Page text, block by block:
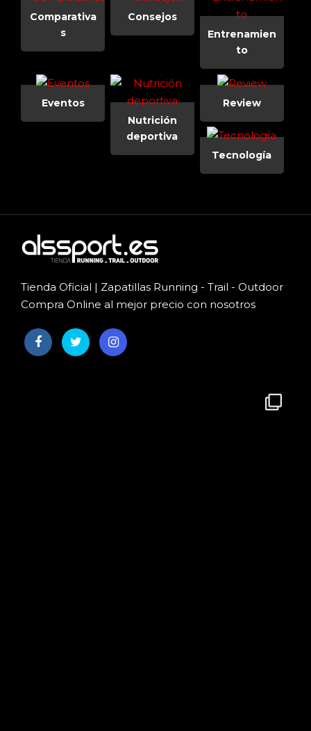
Comparativa
s
Consejos
Entrenamien
to
Eventos
Nutrición
deportiva
Review
Tecnología
Tienda Oficial | Zapatillas Running - Trail - Outdoor
Compra Online al mejor precio con nosotros